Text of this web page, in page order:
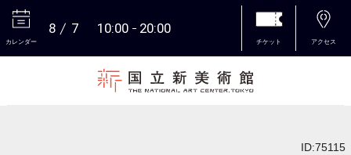
カレンダー
8 7 10:00 20:00
チケット アクセス
ID:75115